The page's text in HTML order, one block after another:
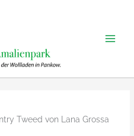
Tweed von Lana Grossa